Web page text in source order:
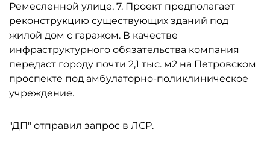
Ремесленной улице, 7. Проект предполагает
реконструкцию существующих зданий под
жилой дом с гаражом. В качестве
инфраструктурного обязательства компания
передаст городу почти 2,1 тыс. м2 на Петровском
проспекте под амбулаторно-поликлиническое
учреждение.
"ДП" отправил запрос в ЛСР.